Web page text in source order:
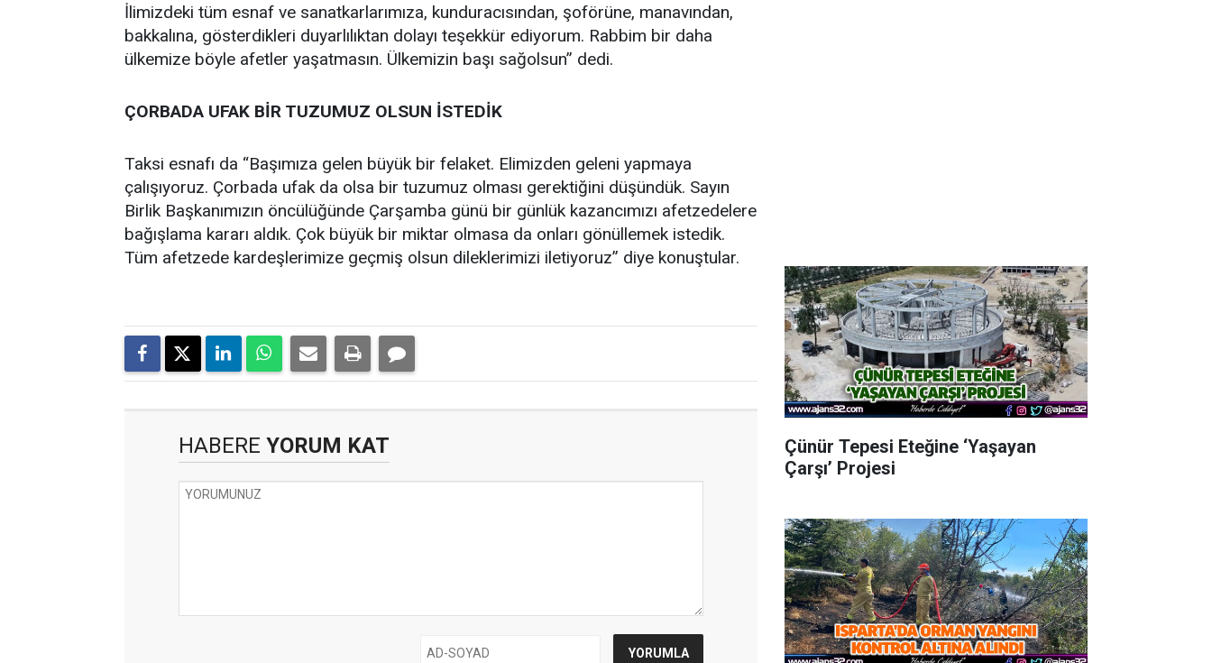
İlimizdeki tüm esnaf ve sanatkarlarımıza, kunduracısından, şoförüne, manavından,
bakkalına, gösterdikleri duyarlılıktan dolayı teşekkür ediyorum. Rabbim bir daha
ülkemize böyle afetler yaşatmasın. Ülkemizin başı sağolsun” dedi.
ÇORBADA UFAK BİR TUZUMUZ OLSUN İSTEDİK
Taksi esnafı da “Başımıza gelen büyük bir felaket. Elimizden geleni yapmaya
çalışıyoruz. Çorbada ufak da olsa bir tuzumuz olması gerektiğini düşündük. Sayın
Birlik Başkanımızın öncülüğünde Çarşamba günü bir günlük kazancımızı afetzedelere
bağışlama kararı aldık. Çok büyük bir miktar olmasa da onları gönüllemek istedik.
Tüm afetzede kardeşlerimize geçmiş olsun dileklerimizi iletiyoruz” diye konuştular.
HABERE YORUM KAT
Çünür Tepesi Eteğine ‘Yaşayan
Çarşı’ Projesi